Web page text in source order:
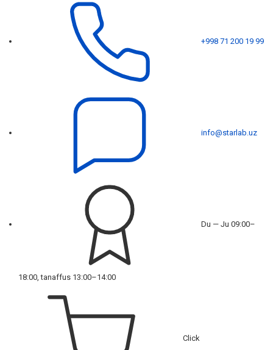
+998 71 200 19 99
info@starlab.uz
Du — Ju 09:00–
18:00, tanaffus 13:00–14:00
Click